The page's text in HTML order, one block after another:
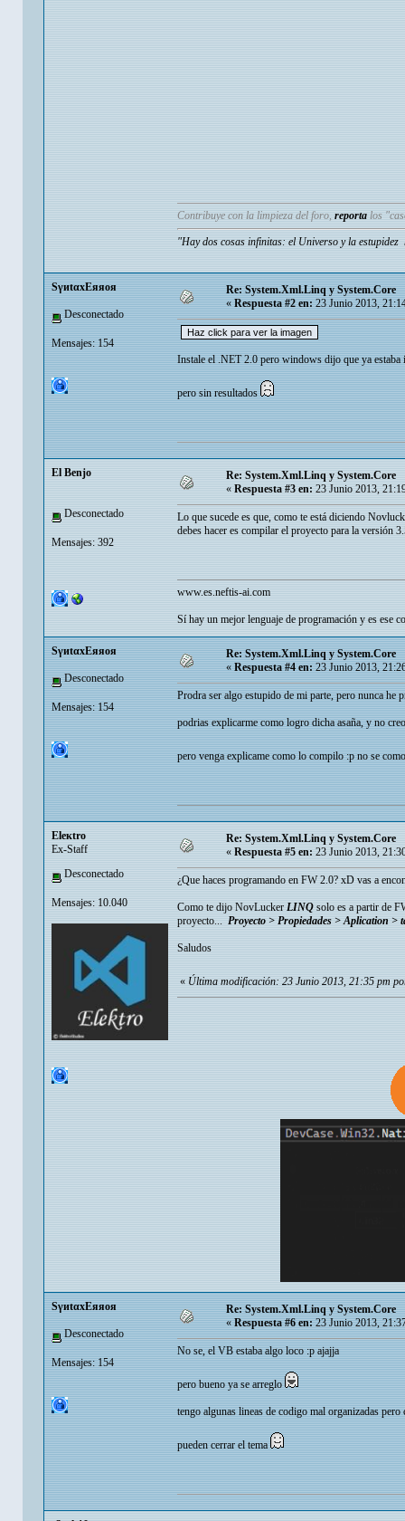
Contribuye con la limpieza del foro, reporta los
"Hay dos cosas infinitas: el Universo y la
SγиtαxEяяoя
Desconectado
Mensajes: 154
Re: System.Xml.Linq y System.Core
«Respuesta #2 en:23 Junio 2013,
Instale el .NET 2.0 pero windows dijo que ya
pero sin resultados
El Benjo
Desconectado
Mensajes: 392
Re: System.Xml.Linq y System.Core
« Respuesta #3 en: 23 Junio 2013,
Lo que sucede es que, como te está diciendo
debes hacer es compilar el proyecto para la versión
www.es.neftis-ai.com
Sí hay un mejor lenguaje de programación y es ese
SγиtαxEяяoя
Desconectado
Mensajes: 154
Re: System.Xml.Linq y System.Core
«Respuesta #4 en:23 Junio 2013,
Prodra ser algo estupido de mi parte, pero nunca
podrias explicarme como logro dicha asaña, y no
pero venga explicame como lo compilo :p no se
Eleкtro
Ex-Staff
Desconectado
Mensajes: 10.040
Re: System.Xml.Linq y System.Core
« Respuesta #5 en: 23 Junio 2013,
¿Que haces programando en FW 2.0? xD vas a
Como te dijo NovLucker LINQ solo es a partir de
proyecto... Proyecto > Propiedades > Aplication >
Saludos
« Última modificación: 23 Junio 2013, 21:35 pm
SγиtαxEяяoя
Desconectado
Mensajes: 154
Re: System.Xml.Linq y System.Core
«Respuesta #6 en:23 Junio 2013,
No se, el VB estaba algo loco :p ajajja
pero bueno ya se arreglo
tengo algunas lineas de codigo mal organizadas
pueden cerrar el tema